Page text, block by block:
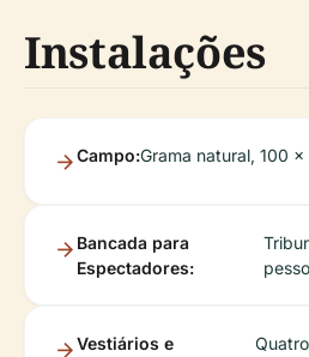
Instalações
Campo:Grama natural, 100
Bancada para
Espectadores:
Vestiários e